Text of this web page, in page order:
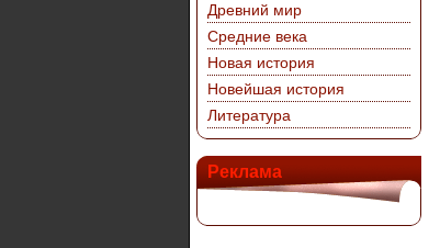
Древний мир
Средние века
Новая история
Новейшая история
Литература
Реклама